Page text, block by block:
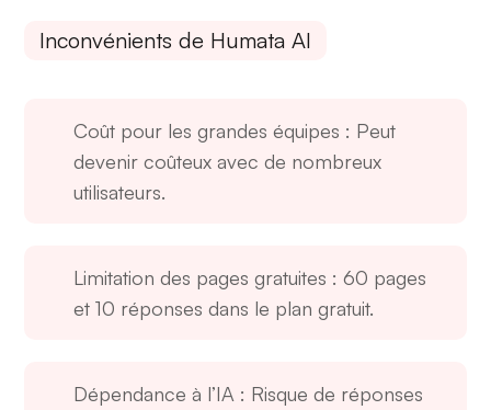
Inconvénients de Humata AI
Coût pour les grandes équipes : Peut
devenir coûteux avec de nombreux
utilisateurs.
Limitation des pages gratuites : 60 pages
et 10 réponses dans le plan gratuit.
Dépendance à l’IA : Risque de réponses